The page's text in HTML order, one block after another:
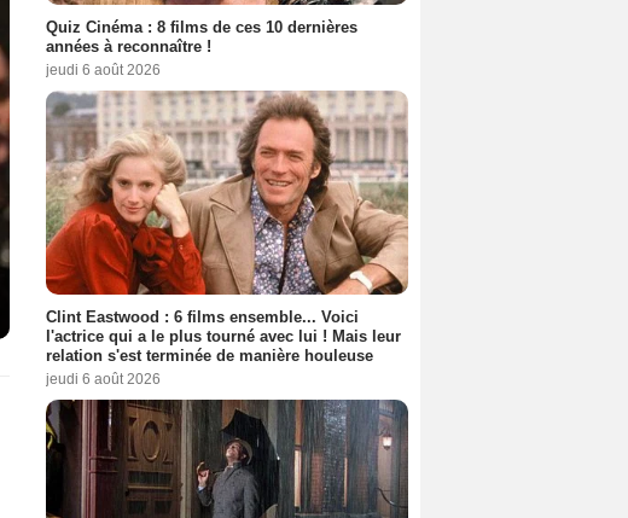
Quiz Cinéma : 8 films de ces 10 dernières
années à reconnaître !
jeudi 6 août 2026
Clint Eastwood : 6 films ensemble... Voici
l'actrice qui a le plus tourné avec lui ! Mais leur
relation s'est terminée de manière houleuse
jeudi 6 août 2026